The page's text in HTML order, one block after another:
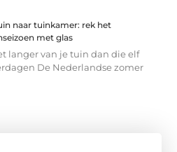
naar tuinkamer: rek het
met glas
langer van je tuin dan die elf
De Nederlandse zomer